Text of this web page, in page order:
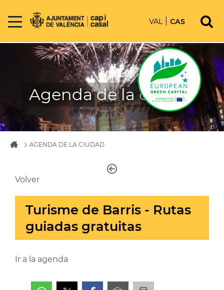
VAL CAS
Agenda de la ciudad
AGENDA DE LA CIUDAD
Volver
Turisme de Barris - Rutas
guiadas gratuitas
Ir a la agenda